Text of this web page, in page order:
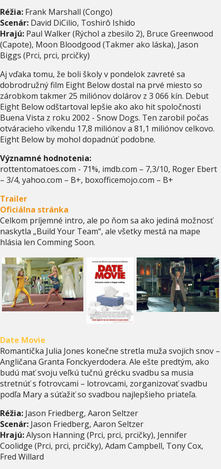
Réžia: Frank Marshall (Congo)
Scenár: David DiCilio, Toshirô Ishido
Hrajú: Paul Walker (Rýchol a zbesilo 2), Bruce Greenwood
(Capote), Moon Bloodgood (Takmer ako láska), Jason
Biggs (Prci, prci, prcičky)
Aj vďaka tomu, že boli školy v pondelok zavreté sa
dobrodružný film Eight Below dostal na prvé miesto so
zárobkom takmer 25 miliónov dolárov z 3 066 kín. Debut
Eight Below odštartoval lepšie ako ako hit spoločnosti
Buena Vista z roku 2002 - Snow Dogs. Ten zarobil počas
otváracieho víkendu 17,8 miliónov a 81,1 miliónov celkovo.
Eight Below by mohol dopadnúť podobne.
Významné hodnotenia:
rottentomatoes.com - 71%, imdb.com – 7,3/10, Roger Ebert
– 3/4, yahoo.com – B+, boxofficemojo.com – B+
Trailer
Oficiálna stránka
Celkom príjemné intro, ale po ňom sa ako jediná možnosť
naskytla „Build Your Team“, ale všetky mestá na mape
hlásia len Comming Soon.
Date Movie
Romantička Julia Jones konečne stretla muža svojich snov –
Angličana Granta Fonckyerdodera. Ale ešte predtým, ako
budú mať svoju veľkú tučnú grécku svadbu sa musia
stretnúť s fotrovcami – lotrovcami, zorganizovať svadbu
podľa Mary a súťažiť so svadbou najlepšieho priateľa.
Réžia: Jason Friedberg, Aaron Seltzer
Scenár: Jason Friedberg, Aaron Seltzer
Hrajú:Alyson Hanning (Prci, prci, prcičky), Jennifer
Coolidge (Prci, prci, prcičky), Adam Campbell, Tony Cox,
Fred Willard